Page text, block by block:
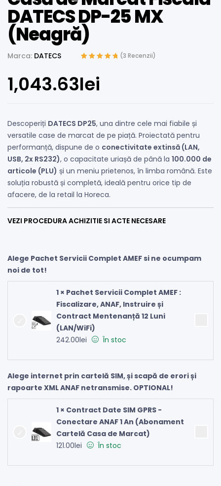
DATECS DP-25 MX
(Neagră)
Marca: DATECS
evaluări de la
(3 Recenzii)
1,043.63lei
Descoperiți DATECS DP25, una dintre cele mai fiabile și
versatile case de marcat de pe piață. Proiectată pentru
performanță, dispune de o conectivitate extinsă (LAN,
USB, 2x RS232), o capacitate uriașă de până la 100.000 de
articole (PLU) și un meniu prietenos, în limba română. Este
soluția robustă și completă, ideală pentru orice tip de
afacere, de la retail la Horeca.
VEZI PROCEDURA ACHIZITIE SI ACTE NECESARE
Alege Pachet Servicii Complet AMEF si ne ocumpam
noi de tot!
1 × Pachet Servicii Complet AMEF :
Fiscalizare, ANAF, Instruire și
Contract Mentenanță 12 Luni
(LAN/WiFi)
242.00lei În stoc
Alege internet prin cartelă SIM, și scapă de erori și
rapoarte XML ANAF netransmise. OPTIONAL!
1 × Contract Date SIM GPRS -
Conectare ANAF 1 An (Abonament
Cartelă Casa de Marcat)
121.00lei În stoc